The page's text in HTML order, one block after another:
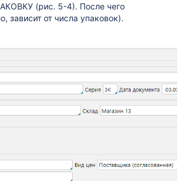
(рис. 5-4). После чего
зависит от числа упаковок).